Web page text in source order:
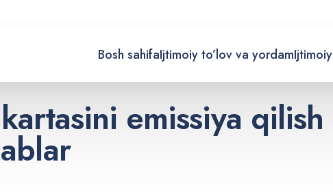
Bosh sahifaIjtimoiy to’lov va yordam
emissiya